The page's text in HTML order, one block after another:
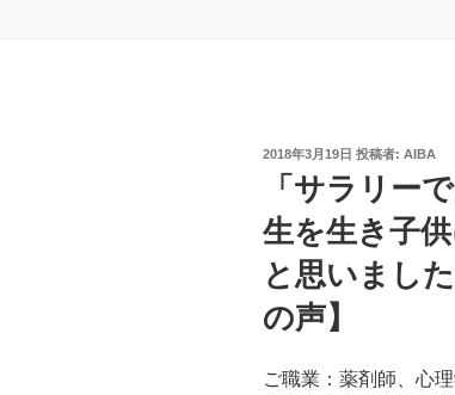
投
2018年3月19日 投稿者: AIBA
「サラリー
生を生き子
と思いまし
の声】
ご職業：薬剤師、心